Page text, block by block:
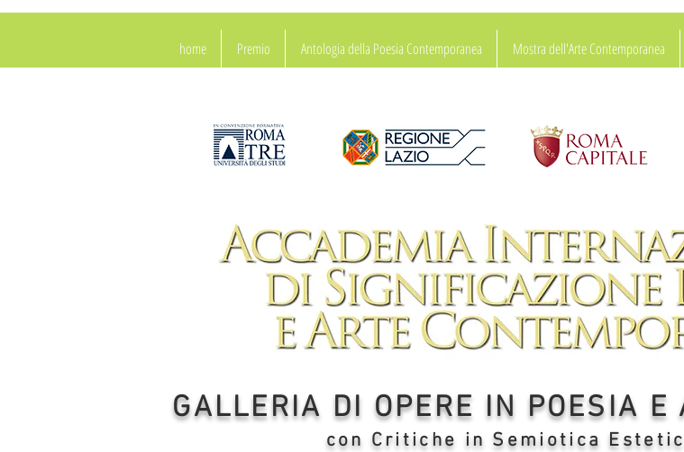
GALLERIA DI OPERE IN POESIA E
con Critiche in Semiotica
home Premio Antologia della Poesia Contemporanea Mostra dell'Arte Contemporanea